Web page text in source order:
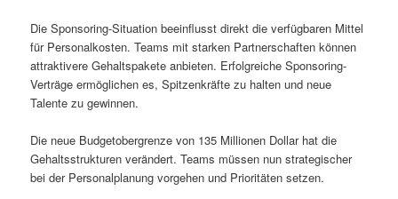
Die Sponsoring-Situation beeinflusst direkt die verfügbaren Mittel
für Personalkosten. Teams mit starken Partnerschaften können
attraktivere Gehaltspakete anbieten. Erfolgreiche Sponsoring-
Verträge ermöglichen es, Spitzenkräfte zu halten und neue
Talente zu gewinnen.
Die neue Budgetobergrenze von 135 Millionen Dollar hat die
Gehaltsstrukturen verändert. Teams müssen nun strategischer
bei der Personalplanung vorgehen und Prioritäten setzen.